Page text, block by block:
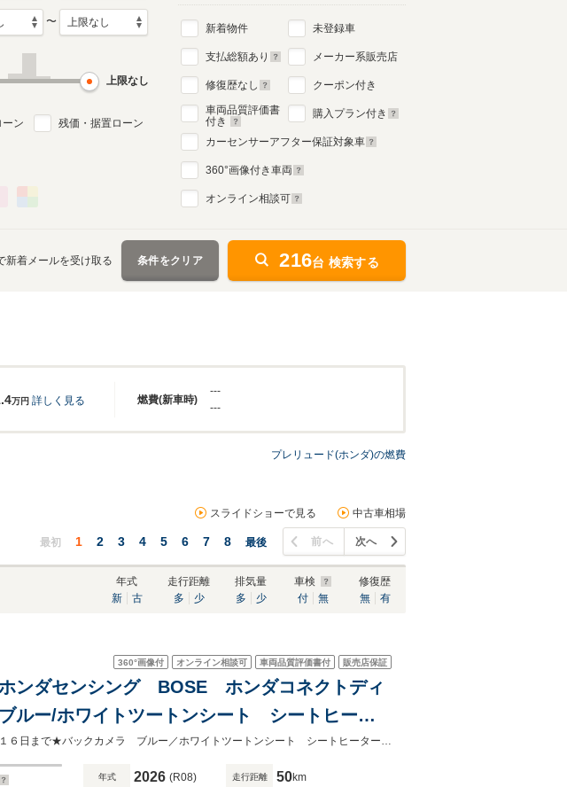
生産モデル
〜
上限なし
ーン 残価・据置ローン
新着物件
支払総額あり
修復歴なし
車両品質評価書
付き
未登録車
メーカー系販売店
クーポン付き
購入プラン付き
カーセンサーアフター保証対象車
360°画像付き車両
オンライン相談可
新着メールを受け取る 条件をクリア 216台 検索する
燃費(新車時)
万円 詳しく見る
---
---
プレリュード(ホンダ)の燃費
スライドショーで見る 中古車相場
最初 1 2 3 4 5 6 7 8 最後 前へ 次へ
年式
新
古
走行距離
多
少
排気量
多
少
車検
付
無
修復歴
無
有
360°画像付 オンライン相談可 車両品質評価書付 販売店保証
ンダセンシング BOSE ホンダコネクトディ
ー/ホワイトツートンシート シートヒータ
ルーキャリパー 純正19インチAW ETC
★ネクステージ夏トクフェア開催！８月８～１６日まで★バックカメラ ブルー／ホワイトツートンシート シートヒーター ＬＥＤヘッド ｂｒｅｍｂｏ製キャリパー
年式 2026 (R08) 走行距離 50km